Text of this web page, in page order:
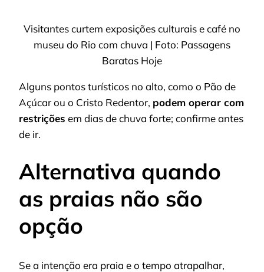
Visitantes curtem exposições culturais e café no
museu do Rio com chuva | Foto: Passagens
Baratas Hoje
Alguns pontos turísticos no alto, como o Pão de
Açúcar ou o Cristo Redentor, podem operar com
restrições em dias de chuva forte; confirme antes
de ir.
Alternativa quando
as praias não são
opção
Se a intenção era praia e o tempo atrapalhar,